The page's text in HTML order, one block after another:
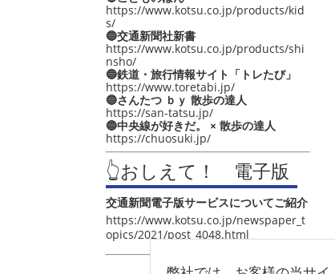
https://www.kotsu.co.jp/products/kid
s/
🔵交通新聞社新書
https://www.kotsu.co.jp/products/shi
nsho/
🔵鉄道・旅行情報サイト「トレたび」
https://www.toretabi.jp/
🔵さんたつ ｂｙ 散歩の達人
https://san-tatsu.jp/
🔵中央線が好きだ。 × 散歩の達人
https://chuosuki.jp/
👆おしえて！ 電子版
交通新聞電子版サービスについてご紹介
https://www.kotsu.co.jp/newspaper_t
opics/2021/post_4048.html